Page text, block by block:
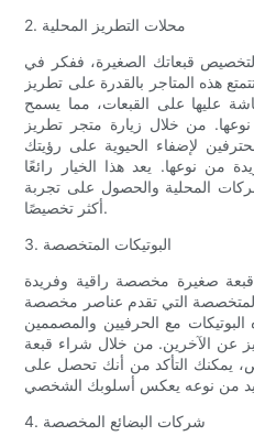
2. محلات التطريز المحلية
قبعاتك الصغيرة، ففكر في
هذه المتاجر بالقدرة على تطريز
عليها على القبعات، مما يسمح
من خلال زيارة متجر تطريز
لإضفاء الحيوية على رؤيتك
من نوعها. يعد هذا الخيار رائعًا
المحلية والحصول على تجربة
أكثر تخصيصًا.
3. البوتيكات المتخصصة
قبعة صغيرة مخصصة راقية وفريدة
التي تقدم عناصر مخصصة
مع الحرفيين والمصممين
عن الآخرين. من خلال شراء قبعة
التأكد من أنك تحصل على
4. شركات البضائع المخصصة